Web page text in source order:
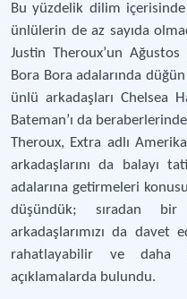
Bu yüzdelik dilim
ünlülerin de az sayıda
Justin Theroux’un
Bora Bora adalarında
ünlü arkadaşları Chelsea
Bateman’ı da
Theroux, Extra adlı
arkadaşlarını da balayı
adalarına getirmeleri
düşündük; sıradan
arkadaşlarımızı da
rahatlayabilir ve daha
açıklamalarda bulundu.